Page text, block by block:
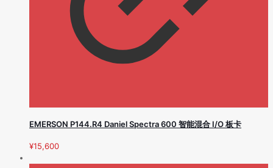
EMERSON P144.R4 Daniel Spectra 600 智能混合 I/O 板卡
¥15,600